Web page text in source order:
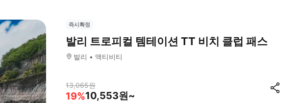
즉시확정
발리 트로피컬 템테이션 TT 비치 클럽 패스
발리 액티비티
13,065원
19%10,553원~